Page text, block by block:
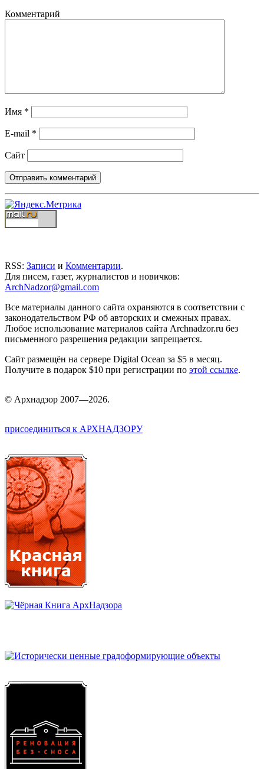
Комментарий
Имя *
E-mail *
Сайт
RSS: Записи и Комментарии.
Для писем, газет, журналистов и новичков:
ArchNadzor@gmail.com
Все материалы данного сайта охраняются в соответствии с
законодательством РФ об авторских и смежных правах.
Любое использование материалов сайта Archnadzor.ru без
письменного разрешения редакции запрещается.
Сайт размещён на сервере Digital Ocean за $5 в месяц.
Получите в подарок $10 при регистрации по этой ссылке.
© Архнадзор 2007—2026.
присоединиться к АРХНАДЗОРУ